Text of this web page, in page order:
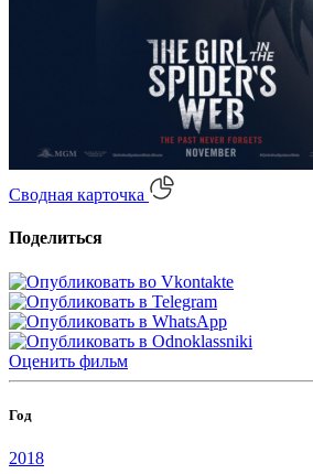
Сводная карточка
Поделиться
Оценить фильм
Год
2018